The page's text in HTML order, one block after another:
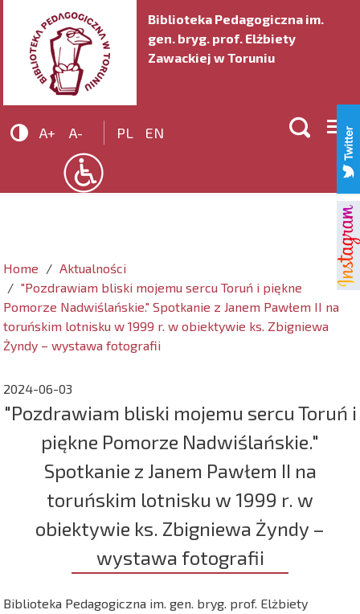
Biblioteka Pedagogiczna im.
gen. bryg. prof. Elżbiety
Zawackiej w Toruniu
 A+ A- PL EN 
Home
Aktualności
"Pozdrawiam bliski mojemu sercu Toruń i piękne
Pomorze Nadwiślańskie." Spotkanie z Janem Pawłem II na
toruńskim lotnisku w 1999 r. w obiektywie ks. Zbigniewa
Żyndy – wystawa fotografii
2024-06-03
"Pozdrawiam bliski mojemu sercu Toruń i
piękne Pomorze Nadwiślańskie."
Spotkanie z Janem Pawłem II na
toruńskim lotnisku w 1999 r. w
obiektywie ks. Zbigniewa Żyndy –
wystawa fotografii
Biblioteka Pedagogiczna im. gen. bryg. prof. Elżbiety